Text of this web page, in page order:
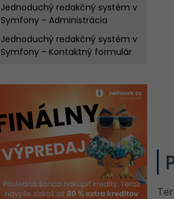
Jednoduchý redakčný systém v
Symfony - Administrácia
Jednoduchý redakčný systém v
Symfony - Kontaktný formulár
Symfony - Model užívateľov
Jednoduchý redakčný systém v
Symfony - Užívateľské
formuláre
Jednoduchý redakčný systém v
Symfony - Dokončenie projektu
Kvíz - Základy frameworku
Symfóny v PHP